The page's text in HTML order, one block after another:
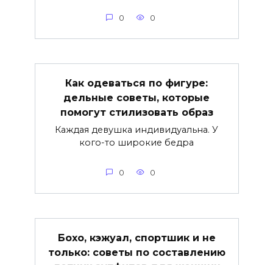
0 0
Как одеваться по фигуре:
дельные советы, которые
помогут стилизовать образ
Каждая девушка индивидуальна. У
кого-то широкие бедра
0 0
Бохо, кэжуал, спортшик и не
только: советы по составлению